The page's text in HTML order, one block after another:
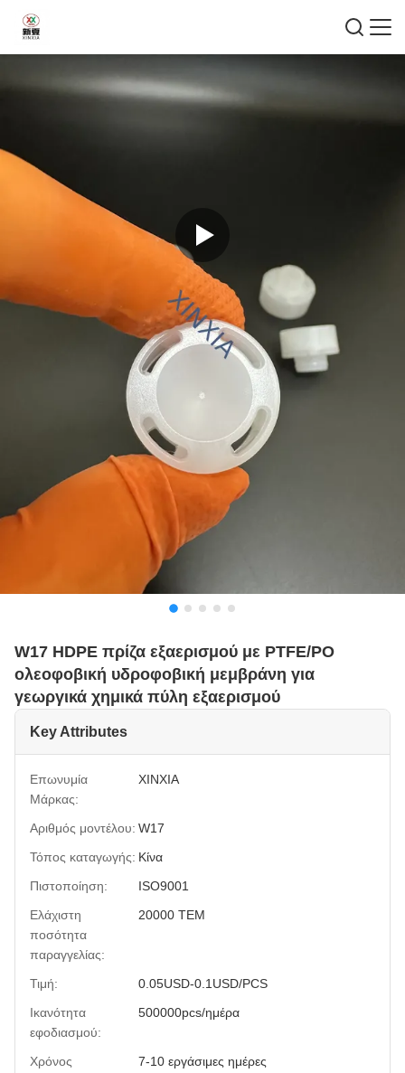
W17 HDPE πρίζα εξαερισμού με PTFE/PO
ολεοφοβική υδροφοβική μεμβράνη για
γεωργικά χημικά πύλη εξαερισμού
Key Attributes
Επωνυμία
Μάρκας:
XINXIA
Αριθμός μοντέλου: W17
Τόπος καταγωγής: Κίνα
Πιστοποίηση:
ISO9001
Ελάχιστη
ποσότητα
παραγγελίας:
20000 ΤΕΜ
Τιμή:
0.05USD-0.1USD/PCS
Ικανότητα
εφοδιασμού:
500000pcs/ημέρα
Χρόνος
7-10 εργάσιμες ημέρες